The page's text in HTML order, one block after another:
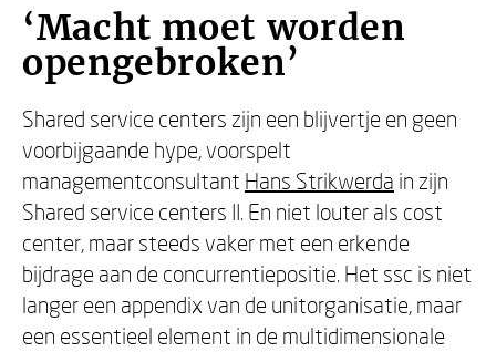
‘Macht moet worden
opengebroken’
Shared service centers zijn een blijvertje en geen
voorbijgaande hype, voorspelt
managementconsultant Hans Strikwerda in zijn
Shared service centers II. En niet louter als cost
center, maar steeds vaker met een erkende
bijdrage aan de concurrentiepositie. Het ssc is niet
langer een appendix van de unitorganisatie, maar
een essentieel element in de multidimensionale